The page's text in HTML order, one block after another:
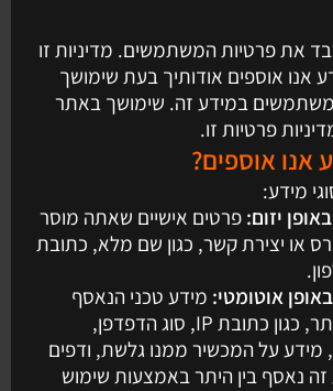
את פרטיות המשתמשים. מדיניות זו
אנו אוספים אודותיך בעת שימושך
משתמשים במידע זה. שימושך באתר
פרטיות זו.
מידע:
יזום: פרטים אישיים שאתה מוסר
או יצירת קשר, כגון שם מלא, כתובת
אוטומטי: מידע טכני הנאסף
בעת גלישתך באתר, כגון כתובת IP, סוג הדפדפן,
על המכשיר ממנו גלשת, ודפים
נאסף בין היתר באמצעות שימוש